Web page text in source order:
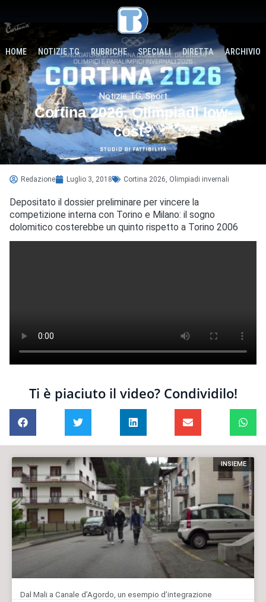
HOME NOTIZIE TG RUBRICHE SPECIALI DIRETTA ARCHIVIO
Notizie TG,Sport
Cortina 2026, Olimpiadi low-
cost?
Redazione Luglio 3, 2018 Cortina 2026 Olimpiadi invernali
Depositato il dossier preliminare per vincere la
competizione interna con Torino e Milano: il sogno
dolomitico costerebbe un quinto rispetto a Torino 2006
Ti è piaciuto il video? Condividilo!
INSIEME
Dal Mali a Canale d’Agordo, un esempio d’integrazione